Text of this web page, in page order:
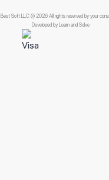
Best Soft LLC © 2026 All rights reserved by your
Developed byLearn and Solve